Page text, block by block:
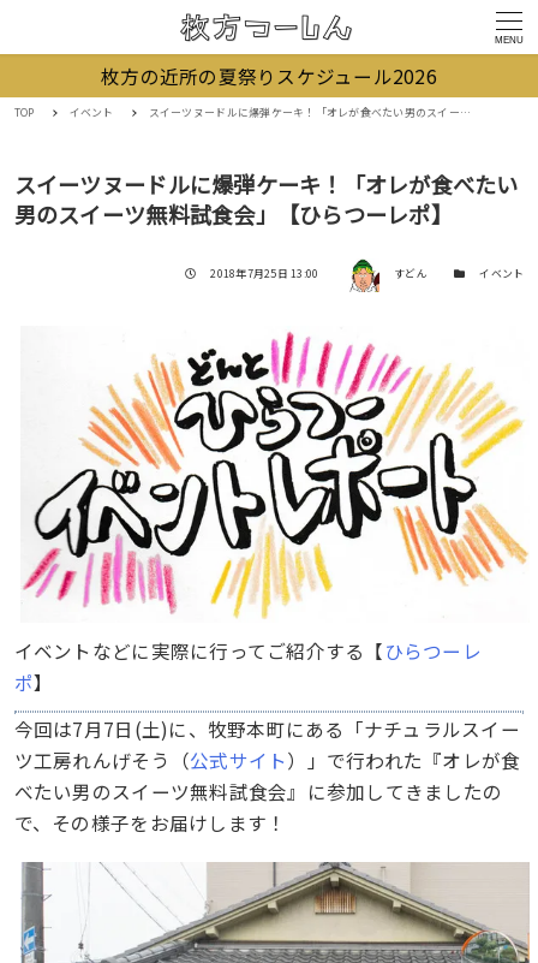
MENU
枚方の近所の夏祭りスケジュール2026
TOP イベント スイーツヌードルに爆弾ケーキ！「オレが食べたい男のスイーツ無料試食会」【ひらつーレポ】
スイーツヌードルに爆弾ケーキ！「オレが食べたい
男のスイーツ無料試食会」【ひらつーレポ】
投稿日
2018年7月25日 13:00 著者 すどん カテゴリー
イベント
イベントなどに実際に行ってご紹介する【ひらつーレ
ポ】
今回は7月7日(土)に、牧野本町にある「ナチュラルスイー
ツ工房れんげそう（公式サイト）」で行われた『オレが食
べたい男のスイーツ無料試食会』に参加してきましたの
で、その様子をお届けします！